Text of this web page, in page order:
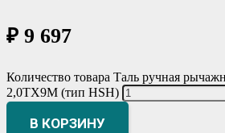
₽ 9 697
Количество товара Таль ручная
2,0ТХ9М (тип HSH)
В КОРЗИНУ